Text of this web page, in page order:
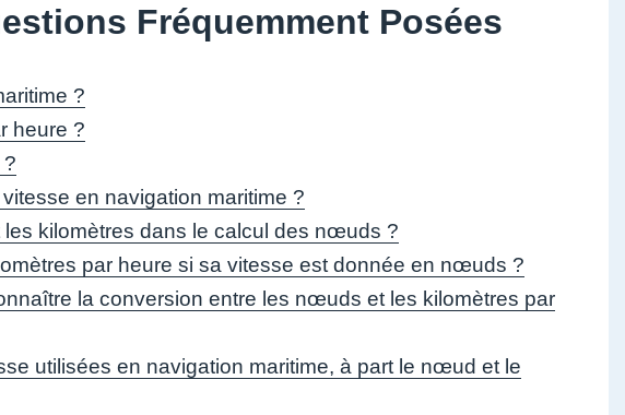
Fréquemment Posées
?
heure ?
en navigation maritime ?
kilomètres dans le calcul des nœuds ?
par heure si sa vitesse est donnée en nœuds ?
la conversion entre les nœuds et les kilomètres par
utilisées en navigation maritime, à part le nœud et le